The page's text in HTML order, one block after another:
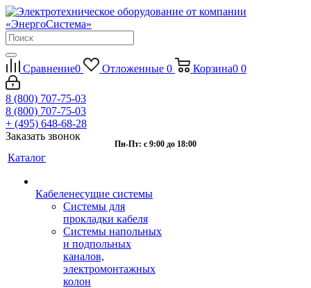
Сравнение0 Отложенные 0 Корзина0 0
8 (800) 707-75-03
8 (800) 707-75-03
+ (495) 648-68-28
Заказать звонок
Пн-Пт: с 9:00 до 18:00
Каталог
Кабеленесущие системы
Системы для
прокладки кабеля
Системы напольных
и подпольных
каналов,
электромонтажных
колон